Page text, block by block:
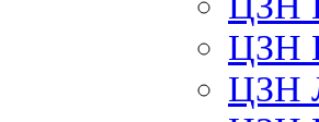
ЦЗН
ЦЗН